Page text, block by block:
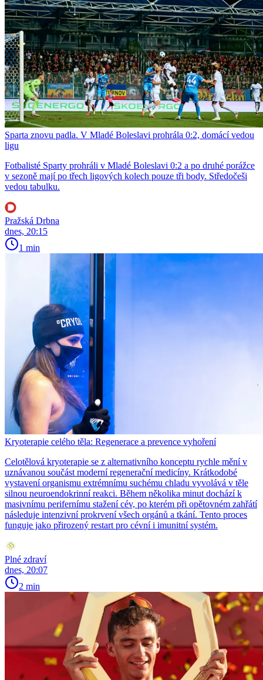
Sparta znovu padla. V Mladé Boleslavi prohrála 0:2, domácí vedou
ligu
Fotbalisté Sparty prohráli v Mladé Boleslavi 0:2 a po druhé porážce
v sezoně mají po třech ligových kolech pouze tři body. Středočeši
vedou tabulku.
Pražská Drbna
dnes, 20:15
1 min
Kryoterapie celého těla: Regenerace a prevence vyhoření
Celotělová kryoterapie se z alternativního konceptu rychle mění v
uznávanou součást moderní regenerační medicíny. Krátkodobé
vystavení organismu extrémnímu suchému chladu vyvolává v těle
silnou neuroendokrinní reakci. Během několika minut dochází k
masivnímu perifernímu stažení cév, po kterém při opětovném zahřátí
následuje intenzivní prokrvení všech orgánů a tkání. Tento proces
funguje jako přirozený restart pro cévní i imunitní systém.
Plné zdraví
dnes, 20:07
2 min